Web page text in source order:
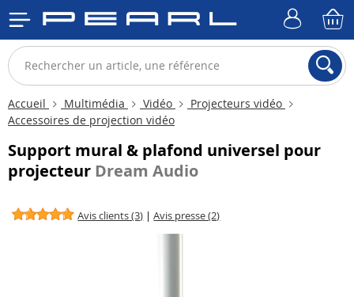
Accueil Multimédia Vidéo
Projecteurs vidéo
Accessoires de projection vidéo
Support mural & plafond universel pour
projecteur Dream Audio
Avis clients (3) |Avis presse (2)